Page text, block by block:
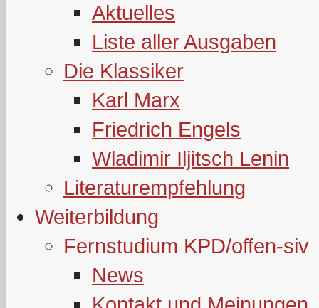
Aktuelles
Liste aller Ausgaben
Die Klassiker
Karl Marx
Friedrich Engels
Wladimir Iljitsch Lenin
Literaturempfehlung
Weiterbildung
Fernstudium KPD/offen-siv
News